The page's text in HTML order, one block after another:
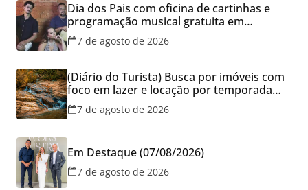
Dia dos Pais com oficina de cartinhas e
programação musical gratuita em
Aparecida de Goiânia
7 de agosto de 2026
(Diário do Turista) Busca por imóveis com
foco em lazer e locação por temporada
cresce no Brasil
7 de agosto de 2026
Em Destaque (07/08/2026)
7 de agosto de 2026